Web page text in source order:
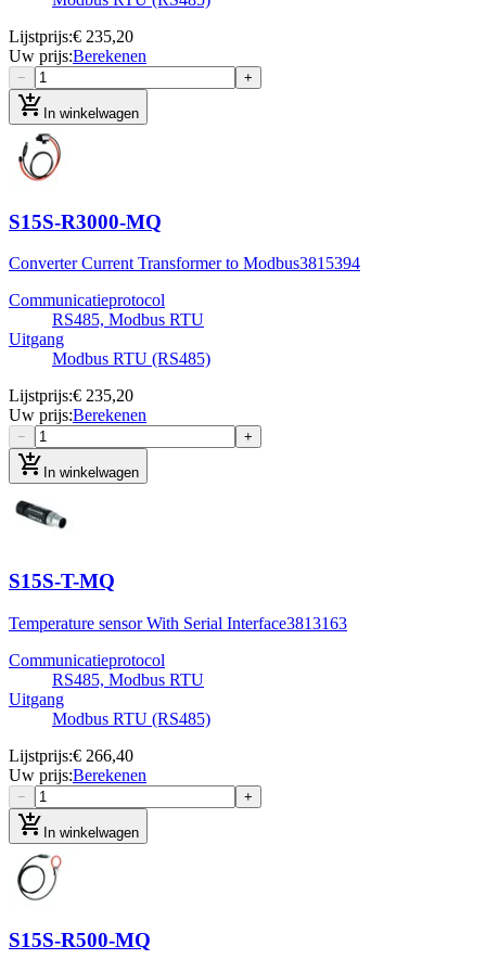
Lijstprijs:€ 235,20
Uw prijs:Berekenen
− +
add_shopping_cart In winkelwagen
S15S-R3000-MQ
Converter Current Transformer to Modbus3815394
Communicatieprotocol
RS485, Modbus RTU
Uitgang
Modbus RTU (RS485)
Lijstprijs:€ 235,20
Uw prijs:Berekenen
− +
add_shopping_cart In winkelwagen
S15S-T-MQ
Temperature sensor With Serial Interface3813163
Communicatieprotocol
RS485, Modbus RTU
Uitgang
Modbus RTU (RS485)
Lijstprijs:€ 266,40
Uw prijs:Berekenen
− +
add_shopping_cart In winkelwagen
S15S-R500-MQ